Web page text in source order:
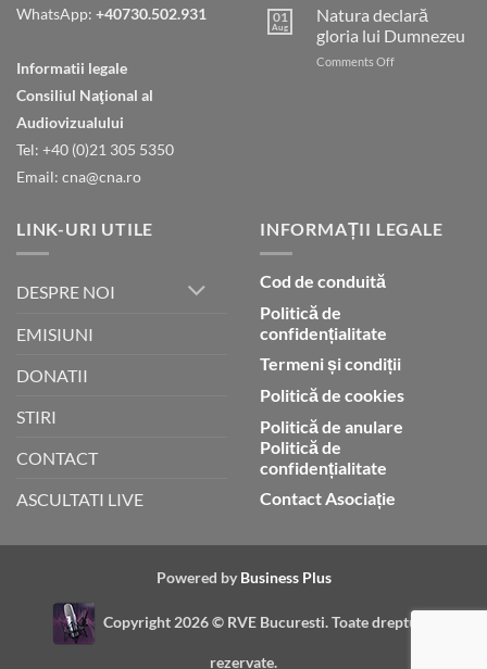
WhatsApp: +40730.502.931
Informatii legale
Consiliul Naţional al
Audiovizualului
Tel: +40 (0)21 305 5350
Email: cna@cna.ro
nostru
care
ești
în
01
Aug
Natura declară
gloria lui Dumnezeu
Comments Offon
LINK-URI UTILE
DESPRE NOI
EMISIUNI
DONATII
STIRI
CONTACT
ASCULTATI LIVE
INFORMAȚII LEGALE
Cod de conduită
Politică de
confidențialitate
Termeni și condiții
Politică de cookies
Politică de anulare
Politică de
confidențialitate
Contact Asociație
Powered by Business Plus
Copyright 2026 © RVE Bucuresti. Toate drepturile
rezervate.